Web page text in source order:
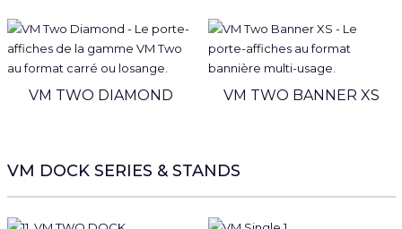
VM TWO DIAMOND VM TWO BANNER XS
VM DOCK SERIES & STANDS